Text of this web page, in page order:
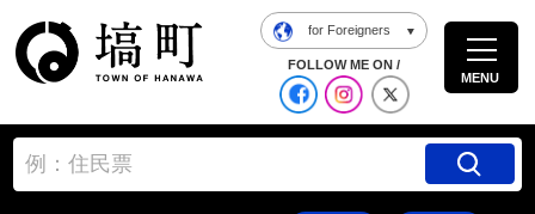
塙町ホームページ
for Foreigners
FOLLOW ME ON /
公式Facebook
塙町 塙町 X
MENU